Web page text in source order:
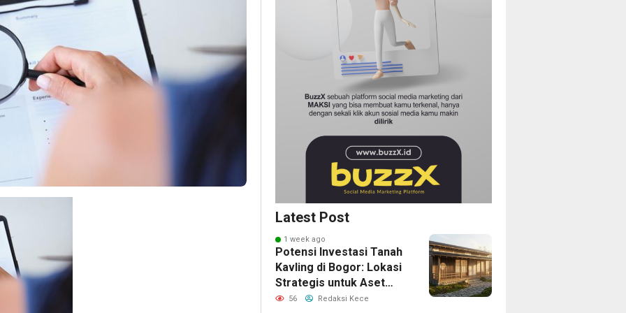
Latest Post
1 week ago
Potensi Investasi Tanah
Kavling di Bogor: Lokasi
Strategis untuk Aset
Masa Depan
56 Redaksi Kece